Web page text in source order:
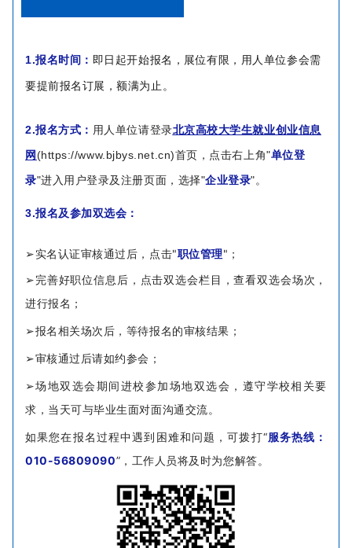
1.报名时间： 即日起开始报名，展位有限，用人单位参会需
要提前报名订展，额满为止。
2.报名方式： 用人单位请登录北京高校大学生就业创业信息
网 (https://www.bjbys.net.cn)首页，点击右上角"单位登
录"进入用户登录及注册页面，选择"企业登录"。
3.报名及参加双选会：
➢实名认证审核通过后，点击"职位管理"；
➢完善好职位信息后，点击双选会栏目，查看双选会场次，
进行报名；
➢报名相关场次后，等待报名的审核结果；
➢审核通过后请如约参会；
➢场地双选会期间进校参加场地双选会，遵守学校相关要
求，当天可与毕业生面对面沟通交流。
如果您在报名过程中遇到困难和问题，可拨打“服务热线：
010-56809090”，工作人员将及时为您解答。